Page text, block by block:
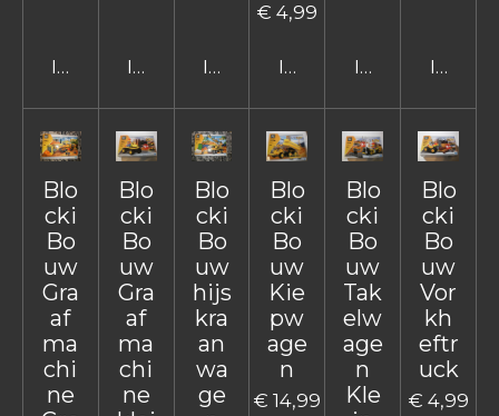
In winkelwagenIn winkelwagenIn winkelwagen
€ 4,99
In winkelwagen
In In
Blo
cki
Bo
uw
Gra
af
ma
chi
ne
Blo
cki
Bo
uw
Gra
af
ma
chi
ne
Blo
cki
Bo
uw
hijs
kra
an
wa
ge
Blo
cki
Bo
uw
Kie
pw
age
n
€ 14,99
Blo
cki
Bo
uw
Tak
elw
age
n
Kle
Blo
cki
Bo
uw
Vor
kh
eftr
uck
€ 4,99